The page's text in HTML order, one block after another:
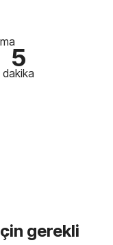
5
dakika
gerekli